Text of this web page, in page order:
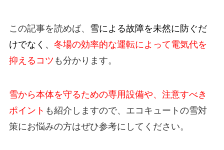
この記事を読めば、 雪による故障を未然に防ぐだ
けでなく、 冬場の効率的な運転によって電気代を
抑えるコツ も分かります。
雪から本体を守るための専用設備や、注意すべき
ポイント も紹介しますので、エコキュートの雪対
策にお悩みの方はぜひ参考にしてください。